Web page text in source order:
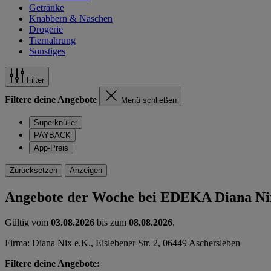
Getränke
Knabbern & Naschen
Drogerie
Tiernahrung
Sonstiges
Filter
Filtere deine Angebote Menü schließen
Superknüller
PAYBACK
App-Preis
Zurücksetzen Anzeigen
Angebote der Woche bei EDEKA Diana
Gültig vom 03.08.2026 bis zum 08.08.2026.
Firma: Diana Nix e.K., Eislebener Str. 2, 06449 Aschersleben
Filtere deine Angebote: